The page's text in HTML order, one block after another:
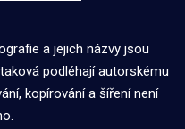
a jejich názvy jsou
podléhají autorskému
kopírování a šíření není